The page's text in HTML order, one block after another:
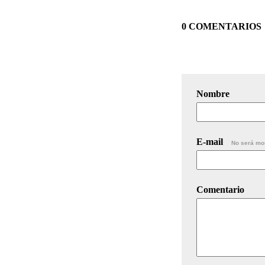
0 COMENTARIOS
Nombre
E-mail No será
Comentario